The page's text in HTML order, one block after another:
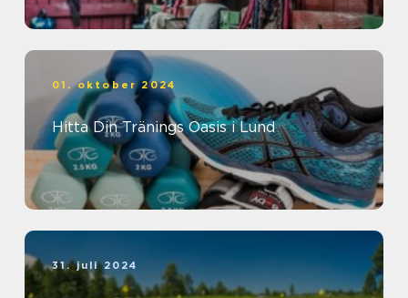
01. oktober 2024
Hitta Din Tränings Oasis i Lund
31. juli 2024